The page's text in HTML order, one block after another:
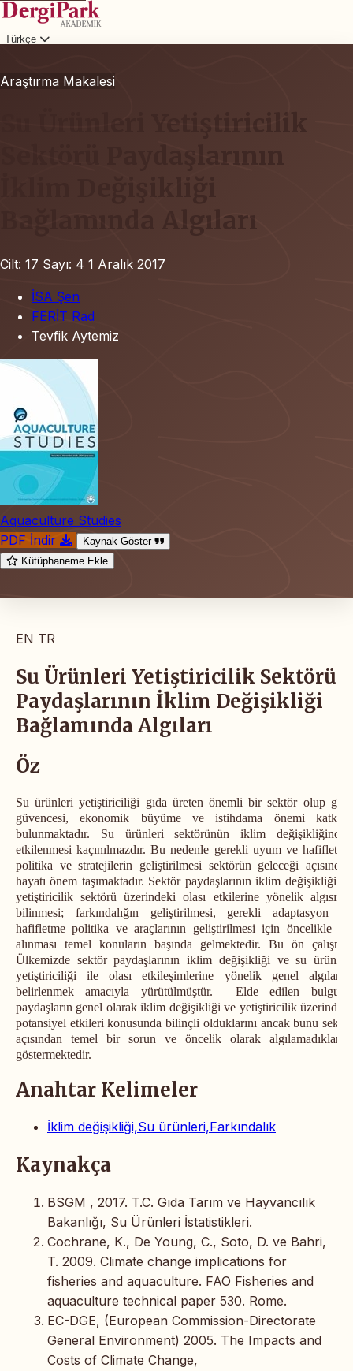
Türkçe
Araştırma Makalesi
Su Ürünleri Yetiştiricilik
Sektörü Paydaşlarının
Bağlamında Algıları
Cilt: 17 Sayı: 4 1 Aralık 2017
İSA Şen
FERİT Rad
Tevfik Aytemiz
Aquaculture Studies
PDF İndir
Kaynak Göster
Kütüphaneme Ekle
EN TR
Su Ürünleri Yetiştiricilik Sektörü
Paydaşlarının İklim Değişikliği
Bağlamında Algıları
Öz
Su ürünleri yetiştiriciliği gıda üreten önemli bir sektör olup gıda
güvencesi, ekonomik büyüme ve istihdama önemi katkıda
bulunmaktadır. Su ürünleri sektörünün iklim değişikliğinden
etkilenmesi kaçınılmazdır. Bu nedenle gerekli uyum ve hafifletme
politika ve stratejilerin geliştirilmesi sektörün geleceği açısından
hayatı önem taşımaktadır. Sektör paydaşlarının iklim değişikliği ve
yetiştiricilik sektörü üzerindeki olası etkilerine yönelik algısının
bilinmesi; farkındalığın geliştirilmesi, gerekli adaptasyon ve
hafifletme politika ve araçlarının geliştirilmesi için öncelikle ele
alınması temel konuların başında gelmektedir. Bu ön çalışma;
Ülkemizde sektör paydaşlarının iklim değişikliği ve su ürünleri
yetiştiriciliği ile olası etkileşimlerine yönelik genel algılarını
belirlenmek amacıyla yürütülmüştür. Elde edilen bulgular
paydaşların genel olarak iklim değişikliği ve yetiştiricilik üzerindeki
potansiyel etkileri konusunda bilinçli olduklarını ancak bunu sektör
açısından temel bir sorun ve öncelik olarak algılamadıklarını
göstermektedir.
Anahtar Kelimeler
İklim değişikliği,Su ürünleri,Farkındalık
Kaynakça
BSGM , 2017. T.C. Gıda Tarım ve Hayvancılık
Bakanlığı, Su Ürünleri İstatistikleri.
Cochrane, K., De Young, C., Soto, D. ve Bahri,
T. 2009. Climate change implications for
fisheries and aquaculture. FAO Fisheries and
aquaculture technical paper 530. Rome.
EC-DGE, (European Commission-Directorate
General Environment) 2005. The Impacts and
Costs of Climate Change,